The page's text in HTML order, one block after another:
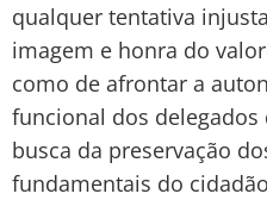
qualquer tentativa
imagem e honra do
como de afrontar a
funcional dos
busca da preservação
fundamentais do